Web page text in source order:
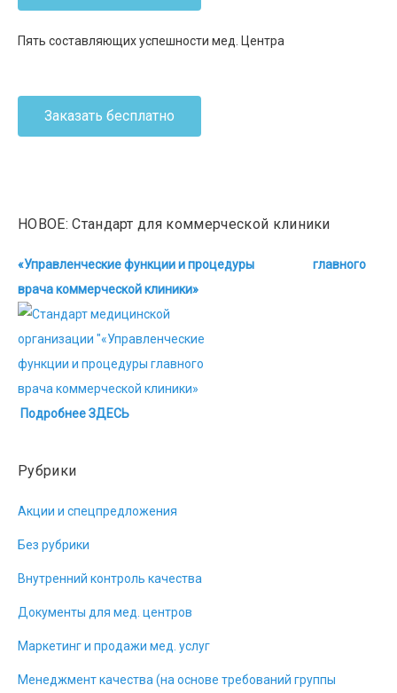
Пять составляющих успешности мед. Центра
Заказать бесплатно
НОВОЕ: Стандарт для коммерческой клиники
«Управленческие функции и процедуры главного
врача коммерческой клиники»
Подробнее ЗДЕСЬ
Рубрики
Акции и спецпредложения
Без рубрики
Внутренний контроль качества
Документы для мед. центров
Маркетинг и продажи мед. услуг
Менеджмент качества (на основе требований группы